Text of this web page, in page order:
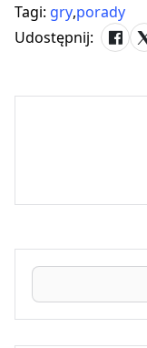
Tagi: gry,porady
Udostępnij: